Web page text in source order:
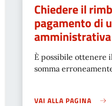
Chiedere il
pagamento di
amministrativa
È possibile ottenere
somma
VAI ALLA PAGINA